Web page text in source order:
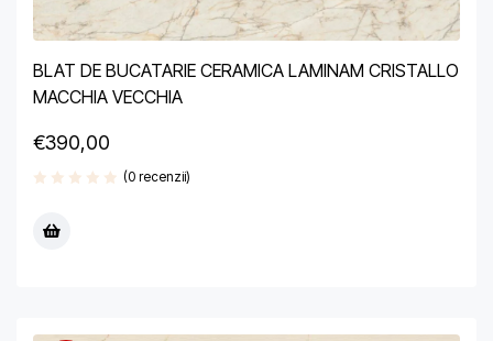
BLAT DE BUCATARIE CERAMICA LAMINAM CRISTALLO
MACCHIA VECCHIA
€390,00
(0 recenzii)